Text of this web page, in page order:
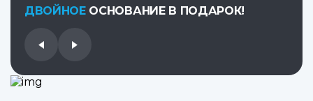
ДВОЙНОЕОСНОВАНИЕ В ПОДАРОК!